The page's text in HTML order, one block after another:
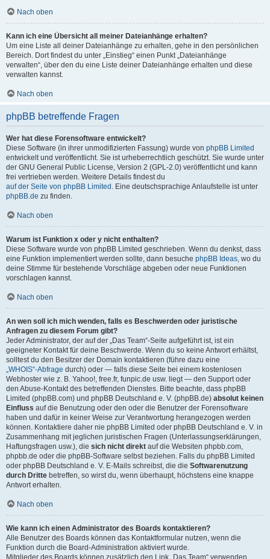
Nach oben
Kann ich eine Übersicht all meiner Dateianhänge erhalten?
Um eine Liste all deiner Dateianhänge zu erhalten, gehe in den persönlichen
Bereich. Dort findest du unter „Einstieg“ einen Punkt „Dateianhänge
verwalten“, über den du eine Liste deiner Dateianhänge erhalten und diese
verwalten kannst.
Nach oben
phpBB betreffende Fragen
Wer hat diese Forensoftware entwickelt?
Diese Software (in ihrer unmodifizierten Fassung) wurde von phpBB Limited
entwickelt und veröffentlicht. Sie ist urheberrechtlich geschützt. Sie wurde unter
der GNU General Public License, Version 2 (GPL-2.0) veröffentlicht und kann
frei vertrieben werden. Weitere Details findest du
auf der Seite von phpBB Limited . Eine deutschsprachige Anlaufstelle ist unter
phpBB.de zu finden.
Nach oben
Warum ist Funktion x oder y nicht enthalten?
Diese Software wurde von phpBB Limited geschrieben. Wenn du denkst, dass
eine Funktion implementiert werden sollte, dann besuche phpBB Ideas, wo du
deine Stimme für bestehende Vorschläge abgeben oder neue Funktionen
vorschlagen kannst.
Nach oben
An wen soll ich mich wenden, falls es Beschwerden oder juristische
Anfragen zu diesem Forum gibt?
Jeder Administrator, der auf der „Das Team“-Seite aufgeführt ist, ist ein
geeigneter Kontakt für deine Beschwerde. Wenn du so keine Antwort erhältst,
solltest du den Besitzer der Domain kontaktieren (führe dazu eine
„WHOIS“-Abfrage durch) oder — falls diese Seite bei einem kostenlosen
Webhoster wie z. B. Yahoo!, free.fr, funpic.de usw. liegt — den Support oder
den Abuse-Kontakt des betreffenden Dienstes. Bitte beachte, dass phpBB
Limited (phpBB.com) und phpBB Deutschland e. V. (phpBB.de) absolut keinen
Einfluss auf die Benutzung oder den oder die Benutzer der Forensoftware
haben und dafür in keiner Weise zur Verantwortung herangezogen werden
können. Kontaktiere daher nie phpBB Limited oder phpBB Deutschland e. V. in
Zusammenhang mit jeglichen juristischen Fragen (Unterlassungserklärungen,
Haftungsfragen usw.), die sich nicht direkt auf die Websiten phpbb.com,
phpbb.de oder die phpBB-Software selbst beziehen. Falls du phpBB Limited
oder phpBB Deutschland e. V. E-Mails schreibst, die die Softwarenutzung
durch Dritte betreffen, so wirst du, wenn überhaupt, höchstens eine knappe
Antwort erhalten.
Nach oben
Wie kann ich einen Administrator des Boards kontaktieren?
Alle Benutzer des Boards können das Kontaktformular nutzen, wenn die
Funktion durch die Board-Administration aktiviert wurde.
Mitglieder des Boards können zusätzlich den Link „Das Team“ verwenden.